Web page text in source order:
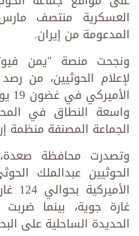
العسكرية منتصف
المدعومة من إيران.
ونجحت منصة "يمن
واسعة النطاق في
الجماعة المصنفة منظمة
وتصدرت محافظة
الحوثيين عبدالملك
الحديدة الساحلية على